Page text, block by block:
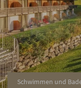
PRENOTAZIONE
Schwimmen und